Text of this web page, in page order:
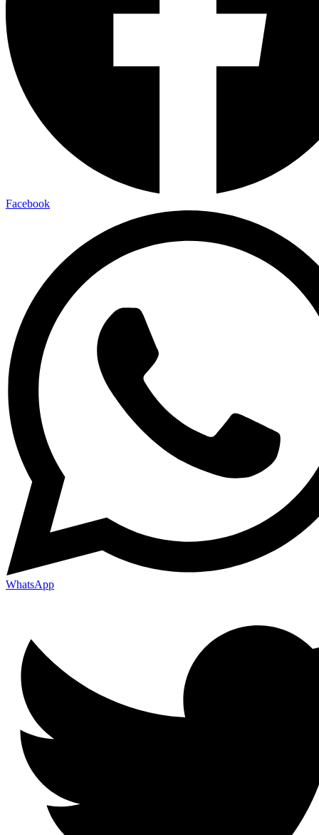
Facebook
WhatsApp